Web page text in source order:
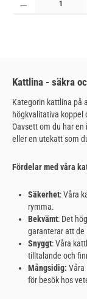
Kattlina - säkra
Kategorin kattlina på
högkvalitativa koppel
Oavsett om du har
eller en utekatt som
Fördelar med våra
Säkerhet: Våra
rymma.
Bekvämt: Det
garanterar att de
Snyggt: Våra
tilltalande och
Mångsidig: Våra
för besök hos